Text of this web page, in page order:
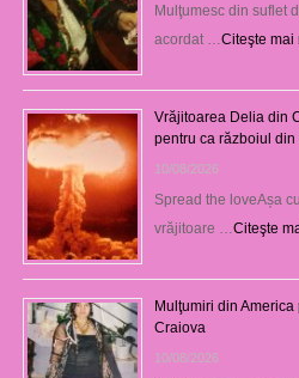
Mulţumesc din suflet
acordat …Citeşte mai
Vrăjitoarea Delia din
pentru ca războiul
10/08/2026
Spread the loveAșa
vrăjitoare …Citeşte
Mulţumiri din
Craiova
10/08/2026